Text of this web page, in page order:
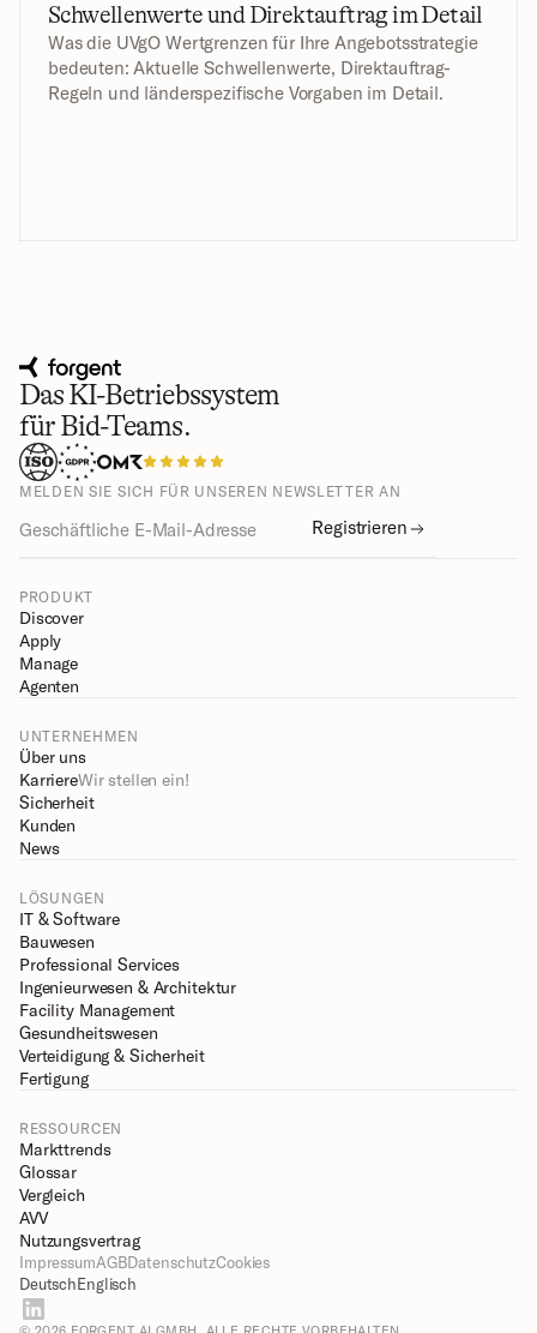
Schwellenwerte und Direktauftrag im Detail
Was die UVgO Wertgrenzen für Ihre Angebotsstrategie
bedeuten: Aktuelle Schwellenwerte, Direktauftrag-
Regeln und länderspezifische Vorgaben im Detail.
Das KI-Betriebssystem
für Bid-Teams.
MELDEN SIE SICH FÜR UNSEREN NEWSLETTER AN
Registrieren
PRODUKT
Discover
Apply
Manage
Agenten
UNTERNEHMEN
Über uns
KarriereWir stellen ein!
Sicherheit
Kunden
News
LÖSUNGEN
IT & Software
Bauwesen
Professional Services
Ingenieurwesen & Architektur
Facility Management
Gesundheitswesen
Verteidigung & Sicherheit
Fertigung
RESSOURCEN
Markttrends
Glossar
Vergleich
AVV
Nutzungsvertrag
ImpressumAGBDatenschutzCookies
DeutschEnglisch